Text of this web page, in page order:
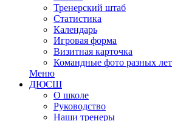
Тренерский штаб
Статистика
Календарь
Игровая форма
Визитная карточка
Командные фото разных лет
Меню
ДЮСШ
О школе
Руководство
Наши тренеры